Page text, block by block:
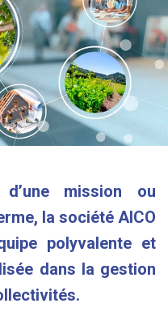
mission ou
la société AICO
polyvalente et
dans la gestion